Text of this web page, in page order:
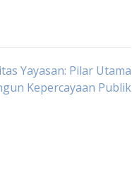
Yayasan: Pilar Utama
Kepercayaan Publik